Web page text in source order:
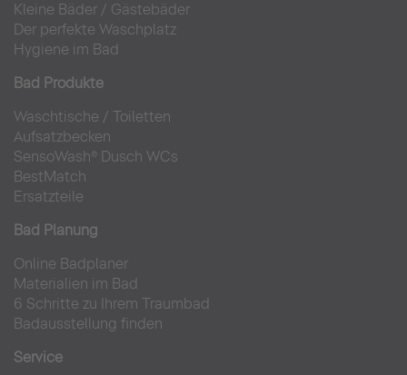
Kleine Bäder / Gästebäder
Der perfekte Waschplatz
Hygiene im Bad
Bad Produkte
Waschtische / Toiletten
Aufsatzbecken
SensoWash® Dusch WCs
BestMatch
Ersatzteile
Bad Planung
Online Badplaner
Materialien im Bad
6 Schritte zu Ihrem Traumbad
Badausstellung finden
Service